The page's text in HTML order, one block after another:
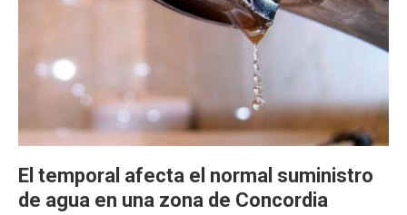
El temporal afecta el normal suministro
de agua en una zona de Concordia